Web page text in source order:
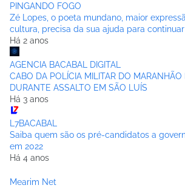
PINGANDO FOGO
Zé Lopes, o poeta mundano, maior
cultura, precisa da sua ajuda para continuar
Há 2 anos
AGENCIA BACABAL DIGITAL
CABO DA POLÍCIA MILITAR DO MARANHÃO
DURANTE ASSALTO EM SÃO LUÍS
Há 3 anos
L7BACABAL
Saiba quem são os pré-candidatos a
em 2022
Há 4 anos
Mearim Net